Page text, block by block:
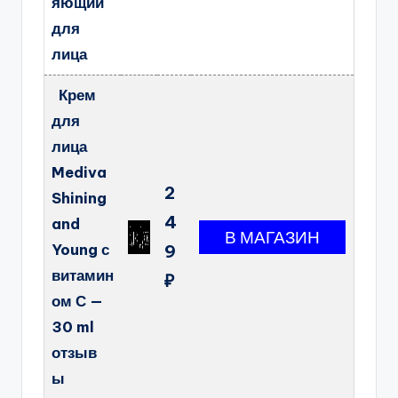
для
лица
Крем
для
лица
Mediva
Shining
and
Young с
витамин
ом С —
30 ml
отзыв
ы
2
4
9
₽